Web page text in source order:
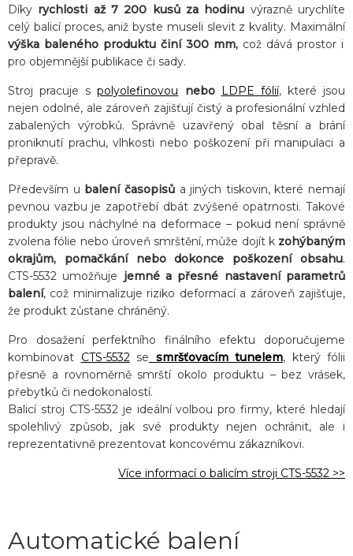
Díky rychlosti až 7 200 kusů za hodinu výrazně urychlíte
celý balicí proces, aniž byste museli slevit z kvality. Maximální
výška baleného produktu činí 300 mm, což dává prostor i
pro objemnější publikace či sady.
Stroj pracuje spolyolefinovou nebo LDPE fólií, které jsou
nejen odolné, ale zároveň zajišťují čistý a profesionální vzhled
zabalených výrobků. Správně uzavřený obal těsní a brání
proniknutí prachu, vlhkosti nebo poškození při manipulaci a
přepravě.
Především u balení časopisůa jiných tiskovin, které nemají
pevnou vazbu je zapotřebí dbát zvýšené opatrnosti. Takové
produkty jsou náchylné na deformace – pokud není správně
zvolena fólie nebo úroveň smrštění, může dojít k zohýbaným
okrajům, pomačkání nebo dokonce poškození obsahu.
CTS-5532 umožňuje jemné a přesné nastavení parametrů
balení, což minimalizuje riziko deformací a zároveň zajišťuje,
že produkt zůstane chráněný.
Pro dosažení perfektního finálního efektu doporučujeme
kombinovat CTS-5532se smršťovacím tunelem, který fólii
přesně a rovnoměrně smrští okolo produktu – bez vrásek,
přebytků či nedokonalostí.
Balicí stroj CTS-5532 je ideální volbou pro firmy, které hledají
spolehlivý způsob, jak své produkty nejen ochránit, ale i
reprezentativně prezentovat koncovému zákazníkovi.
Více informací o balicím stroji CTS-5532 >>
Automatické balení